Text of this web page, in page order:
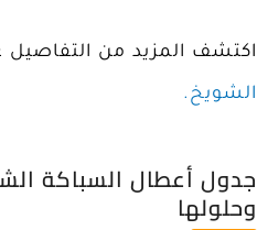
اكتشف المزيد من التفاصيل
الشويخ.
جدول أعطال السباكة
وحلولها